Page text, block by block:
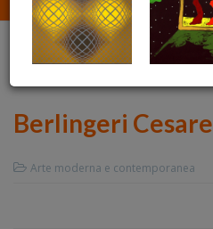
Berlingeri Cesare
Arte moderna e contemporanea